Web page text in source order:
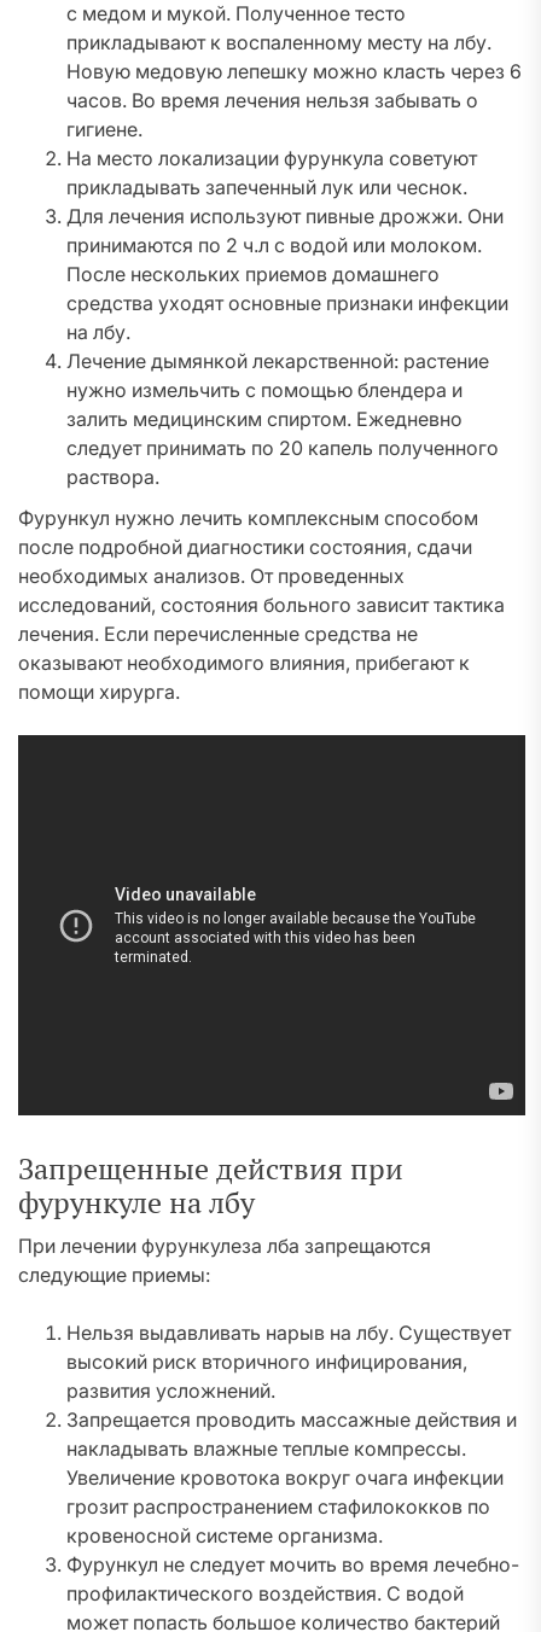
с медом и мукой. Полученное тесто
прикладывают к воспаленному месту на лбу.
Новую медовую лепешку можно класть через 6
часов. Во время лечения нельзя забывать о
гигиене.
На место локализации фурункула советуют
прикладывать запеченный лук или чеснок.
Для лечения используют пивные дрожжи. Они
принимаются по 2 ч.л с водой или молоком.
После нескольких приемов домашнего
средства уходят основные признаки инфекции
на лбу.
Лечение дымянкой лекарственной: растение
нужно измельчить с помощью блендера и
залить медицинским спиртом. Ежедневно
следует принимать по 20 капель полученного
раствора.
Фурункул нужно лечить комплексным способом
после подробной диагностики состояния, сдачи
необходимых анализов. От проведенных
исследований, состояния больного зависит тактика
лечения. Если перечисленные средства не
оказывают необходимого влияния, прибегают к
помощи хирурга.
Запрещенные действия при
фурункуле на лбу
При лечении фурункулеза лба запрещаются
следующие приемы:
Нельзя выдавливать нарыв на лбу. Существует
высокий риск вторичного инфицирования,
развития усложнений.
Запрещается проводить массажные действия и
накладывать влажные теплые компрессы.
Увеличение кровотока вокруг очага инфекции
грозит распространением стафилококков по
кровеносной системе организма.
Фурункул не следует мочить во время лечебно-
профилактического воздействия. С водой
может попасть большое количество бактерий